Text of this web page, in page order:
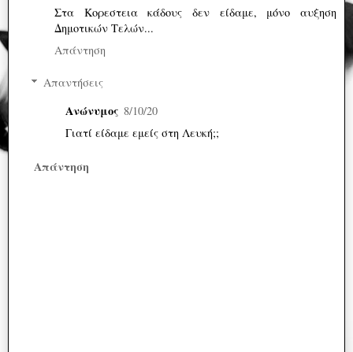
Στα Κορεστεια κάδους δεν είδαμε, μόνο αυξηση
Δημοτικών Τελών...
Απάντηση
Απαντήσεις
Ανώνυμος 8/10/20
Γιατί είδαμε εμείς στη Λευκή;;
Απάντηση